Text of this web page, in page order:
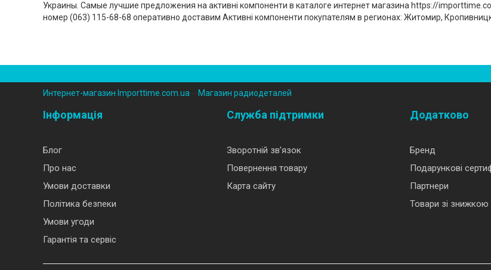
Украины. Самые лучшие предложения на активні компоненти в каталоге интернет магазина https://
номер (‎063) 115-68-68 оперативно доставим Активні компоненти покупателям в регионах: Житомир,
Интернет-магазин Importtime.com.ua Магазин радиодеталей
Інформація
Блог
Про нас
Умови доставки
Політика безпеки
Умови угоди
Гарантія та сервіс
Служба підтримки
Зворотній зв’язок
Повернення товару
Карта сайту
Додатково
Бренд
Подарункові
Партнери
Товари зі знижкою